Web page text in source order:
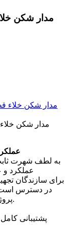
عملکرد و
پروژه‌های تعمیر، مقاوم‌سازی و ارتقاء استفاده کنند.